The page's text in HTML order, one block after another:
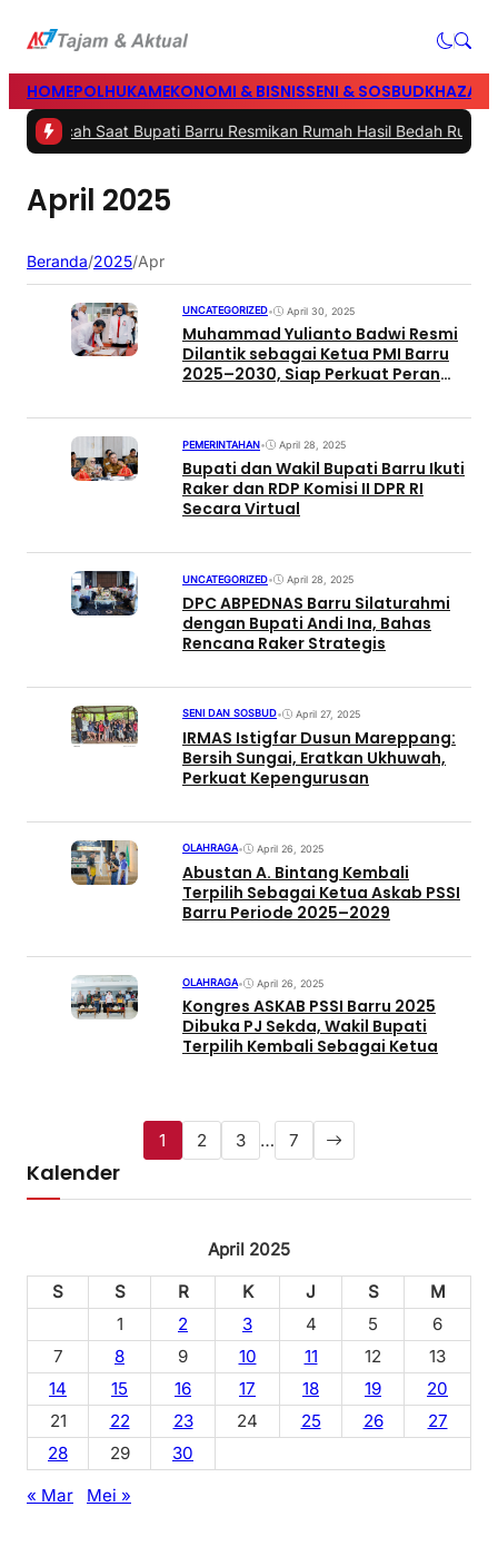
HOMEPOLHUKAMEKONOMI & BISNISSENI & SOSBUD
Pecah Saat Bupati Barru Resmikan Rumah Hasil Bedah Rumah
April 2025
Beranda/2025/Apr
UNCATEGORIZED• April 30, 2025
Muhammad Yulianto Badwi Resmi
Dilantik sebagai Ketua PMI Barru
2025–2030, Siap Perkuat Peran
PEMERINTAHAN• April 28, 2025
Bupati dan Wakil Bupati Barru Ikuti
Raker dan RDP Komisi II DPR RI
Secara Virtual
UNCATEGORIZED• April 28, 2025
DPC ABPEDNAS Barru Silaturahmi
dengan Bupati Andi Ina, Bahas
Rencana Raker Strategis
SENI DAN SOSBUD• April 27, 2025
IRMAS Istigfar Dusun Mareppang:
Bersih Sungai, Eratkan Ukhuwah,
Perkuat Kepengurusan
OLAHRAGA• April 26, 2025
Abustan A. Bintang Kembali
Terpilih Sebagai Ketua Askab PSSI
Barru Periode 2025–2029
OLAHRAGA• April 26, 2025
Kongres ASKAB PSSI Barru 2025
Dibuka PJ Sekda, Wakil Bupati
Terpilih Kembali Sebagai Ketua
1 2 3 … 7
Kalender
April 2025
S
S R K J S
M
1
2 3 4 5
6
7
8 9 10 11 12
13
14
15 16 17 18 19
20
21
22 23 24 25 26
27
28
29
30
« Mar
Mei »